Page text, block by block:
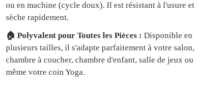
ou en machine (cycle doux). Il est résistant à l'usure et
sèche rapidement.
🏠 Polyvalent pour Toutes les Pièces : Disponible en
plusieurs tailles, il s'adapte parfaitement à votre salon,
chambre à coucher, chambre d'enfant, salle de jeux ou
même votre coin Yoga.